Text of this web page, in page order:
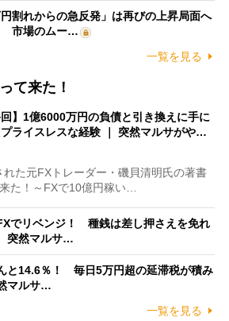
割れからの急反発」は再びの上昇局面へ
市場のムー…
一覧を見る
て来た！
回】1億6000万円の負債と引き換えに手に
ライスレスな経験 ｜ 突然マルサがや…
た元FXトレーダー・磯貝清明氏の著書
た！～FXで10億円稼い…
でリベンジ！ 種銭は差し押さえを免れ
突然マルサ…
と14.6％！ 毎日5万円超の延滞税が積み
マルサ…
一覧を見る